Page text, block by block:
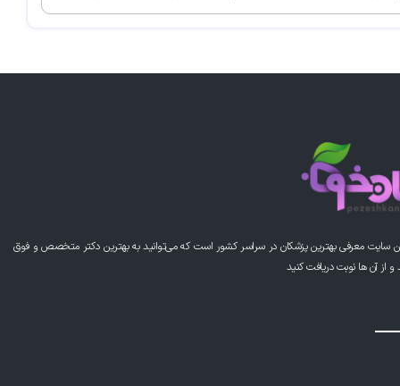
سایت معرفی بهترین پزشکان در سراسر کشور است که می‌توانید به بهترین دکتر متخصص و فوق
آن ها نوبت دریافت کنید